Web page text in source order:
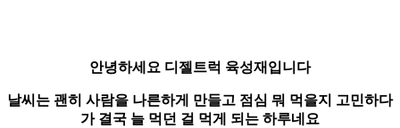
안녕하세요 디젤트럭 육성재 입니다
날씨는 괜히 사람을 나른하게 만들고 점심 뭐 먹을지 고민하다
가 결국 늘 먹던 걸 먹게 되는 하루네요